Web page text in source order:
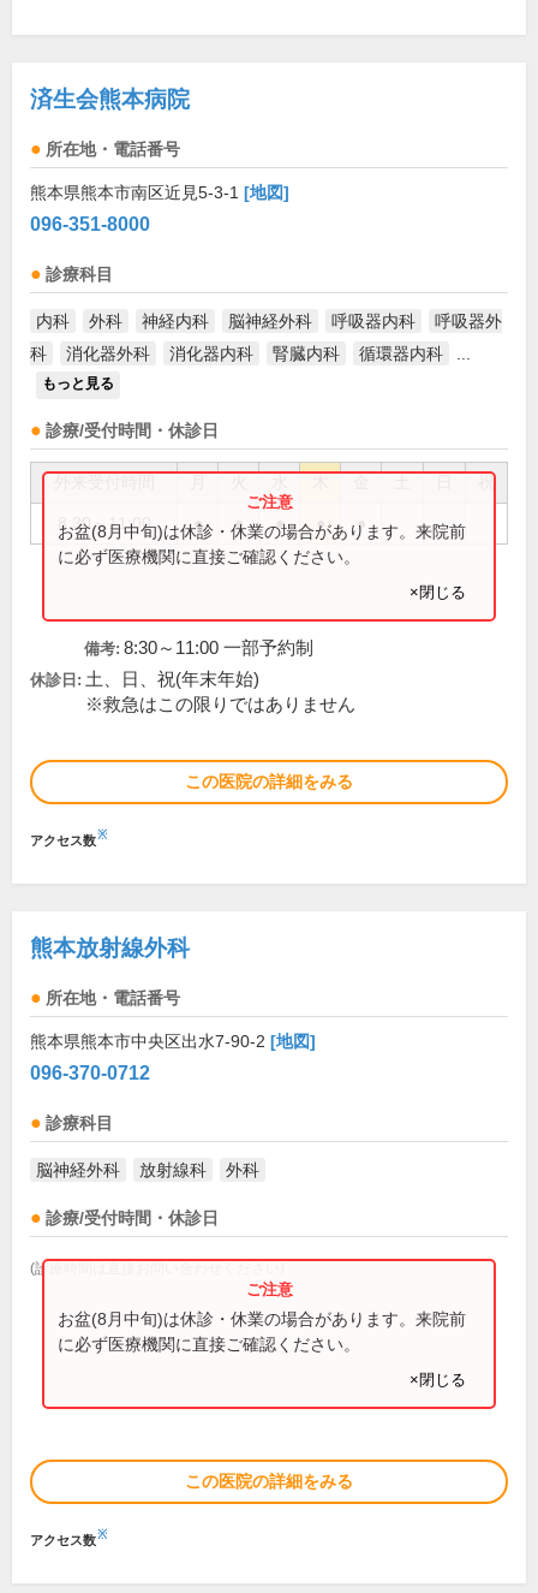
済生会熊本病院
所在地・電話番号
熊本県熊本市南区近見5-3-1 [地図]
096-351-8000
診療科目
内科 外科 神経内科 脳神経外科 呼吸器内科
呼吸器外
科
消化器外科 消化器内科 腎臓内科 循環器内科
もっと見る
診療/受付時間・休診日
祝
8:30～11:00 ● ● ● ● ●
お盆(8月中旬)は休診・休業の場合があります。来院前
に必ず医療機関に直接ご確認ください。
×閉じる
備考: 8:30～11:00 一部予約制
休診日: 土、日、祝(年末年始)
※救急はこの限りではありません
この医院の詳細をみる
アクセス数※
熊本放射線外科
所在地・電話番号
熊本県熊本市中央区出水7-90-2 [地図]
096-370-0712
診療科目
脳神経外科 放射線科 外科
診療/受付時間・休診日
(診療時間は直接お問い合わせください)
お盆(8月中旬)は休診・休業の場合があります。来院前
に必ず医療機関に直接ご確認ください。
×閉じる
この医院の詳細をみる
アクセス数※